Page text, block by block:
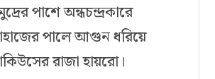
পাশে অন্ধচন্দ্রকারে
পালে আগুন ধরিয়ে
রাজা হায়রো।